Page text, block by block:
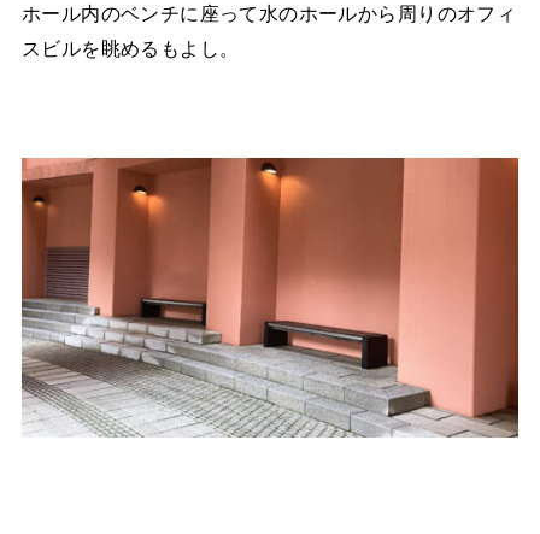
ホール内のベンチに座って水のホールから周りのオフィ
スビルを眺めるもよし。